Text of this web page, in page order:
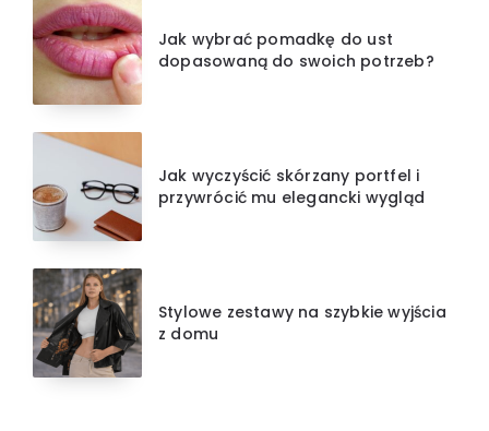
Jak wybrać pomadkę do ust
dopasowaną do swoich potrzeb?
Jak wyczyścić skórzany portfel i
przywrócić mu elegancki wygląd
Stylowe zestawy na szybkie wyjścia
z domu